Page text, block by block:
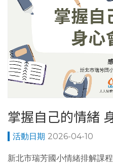
掌握自己的情緒
2026-04-10
新北市瑞芳國小情緒排解課